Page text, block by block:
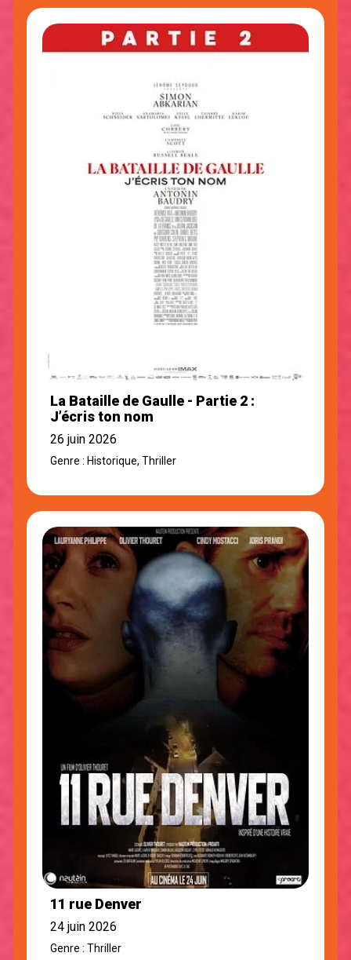
La Bataille de Gaulle - Partie 2 :
J’écris ton nom
26 juin 2026
Genre : Historique, Thriller
11 rue Denver
24 juin 2026
Genre : Thriller